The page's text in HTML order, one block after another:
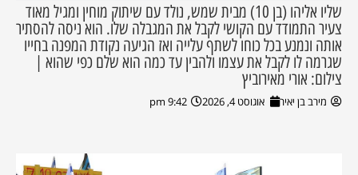
שליו אליהו (בן 10) מבית שמש, נולד עם שיתוק מוחין ומגיל מאוד
צעיר התמודד עם הקושי לקבל את המגבלה שלו. הוא ניסה להסתיר
אותה ונמנע בכל כוחו לשתף עלייה ואז הגיעה נקודת המפנה בחייו
שגרמה לו לקבל את עצמו ולהבין עד כמה הוא שלם כפי שהוא |
צילום: אורי מאירוביץ
מירב בן יאיר אוגוסט 4, 2026 9:42 pm